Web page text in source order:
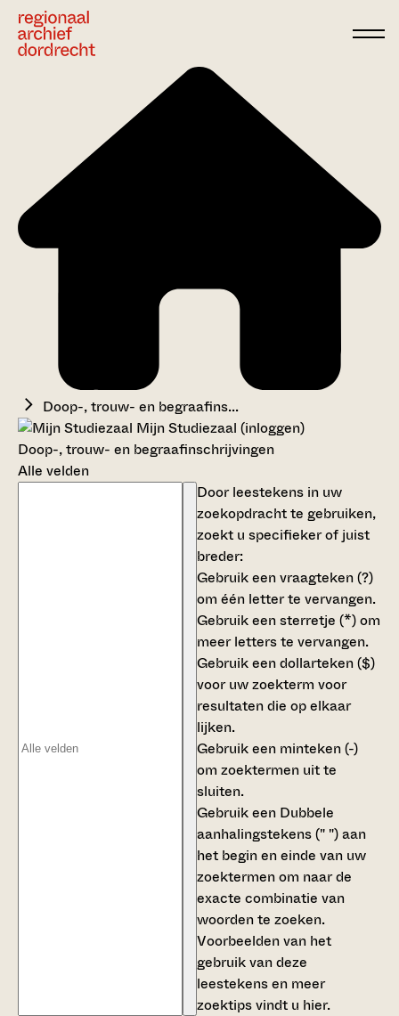
Doop-, trouw- en begraafins...
Mijn Studiezaal (inloggen)
Doop-, trouw- en begraafinschrijvingen
Alle velden
Door leestekens in uw
zoekopdracht te gebruiken,
zoekt u specifieker of juist
breder:
Gebruik eenvraagteken (?)
om één letter te vervangen.
Gebruik eensterretje (*)om
meer letters te vervangen.
Gebruik eendollarteken ($)
voor uw zoekterm voor
resultaten die op elkaar
lijken.
Gebruik een minteken (-)
om zoektermen uit te
sluiten.
Gebruik een Dubbele
aanhalingstekens (" ")aan
het begin en einde van uw
zoektermen om naar de
exacte combinatie van
woorden te zoeken.
Voorbeelden van het
gebruik van deze
leestekens en meer
zoektips vindt u hier.